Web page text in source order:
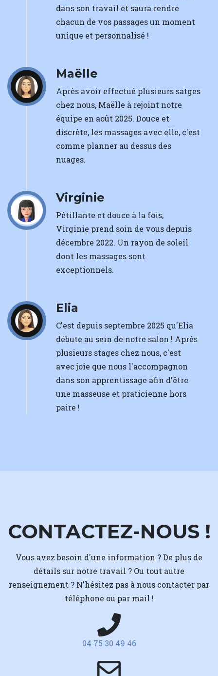
dans son travail et saura rendre
chacun de vos passages un moment
unique et personnalisé !
Maëlle
Après avoir effectué plusieurs satges
chez nous, Maëlle à rejoint notre
équipe en août 2025. Douce et
discrète, les massages avec elle, c'est
comme planner au dessus des
nuages.
Virginie
Pétillante et douce à la fois,
Virginie prend soin de vous depuis
décembre 2022. Un rayon de soleil
dont les massages sont
exceptionnels.
Elia
C'est depuis septembre 2025 qu'Elia
débute au sein de notre salon ! Après
plusieurs stages chez nous, c'est
avec joie que nous l'accompagnon
dans son apprentissage afin d'être
une masseuse et praticienne hors
paire !
CONTACTEZ-NOUS !
Vous avez besoin d'une information ? De plus de
détails sur notre travail ? Ou tout autre
renseignement ? N'hésitez pas à nous contacter par
téléphone ou par mail !
04 75 30 49 46